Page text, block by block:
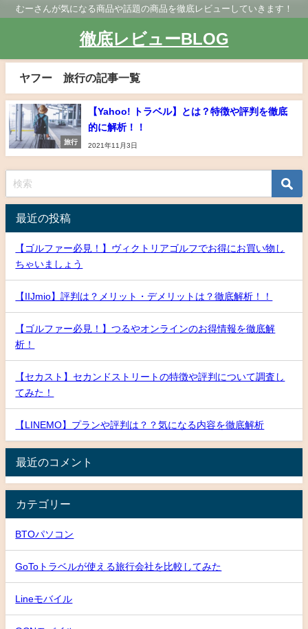
むーさんが気になる商品や話題の商品を徹底レビューしていきます！
徹底レビューBLOG
ヤフー 旅行の記事一覧
旅行
【Yahoo! トラベル】とは？特徴や評判を徹底
的に解析！！
2021年11月3日
最近の投稿
【ゴルファー必見！】ヴィクトリアゴルフでお得にお買い物し
ちゃいましょう
【IIJmio】評判は？メリット・デメリットは？徹底解析！！
【ゴルファー必見！】つるやオンラインのお得情報を徹底解
析！
【セカスト】セカンドストリートの特徴や評判について調査し
てみた！
【LINEMO】プランや評判は？？気になる内容を徹底解析
最近のコメント
カテゴリー
BTOパソコン
GoToトラベルが使える旅行会社を比較してみた
Lineモバイル